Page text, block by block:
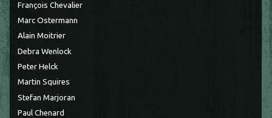
François Chevalier
Marc Ostermann
Alain Moitrier
Debra Wenlock
Peter Helck
Martin Squires
Stefan Marjoran
Paul Chenard